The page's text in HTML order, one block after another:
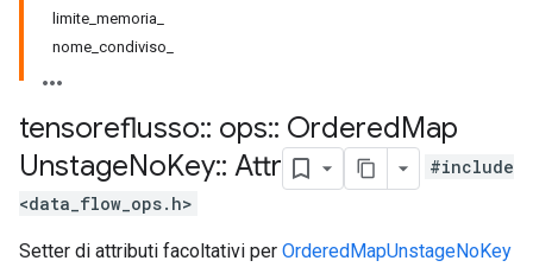
limite_memoria_
nome_condiviso_
tensoreflusso:: ops:: OrderedMap
UnstageNoKey:: Attr
#include
<data_flow_ops.h>
Setter di attributi facoltativi per OrderedMapUnstageNoKey